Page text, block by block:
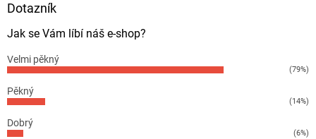
Dotazník
Jak se Vám líbí náš e-shop?
Velmi pěkný
(79%)
Pěkný
(14%)
Dobrý
(6%)